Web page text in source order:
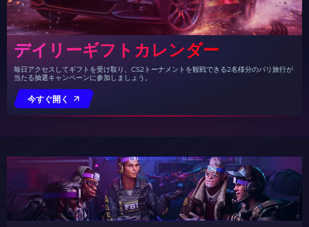
デイリーギフトカレンダー
毎日アクセスしてギフトを受け取り、CS2トーナメントを観戦できる2名様分のパリ旅行が
当たる抽選キャンペーンに参加しましょう。
今すぐ開く